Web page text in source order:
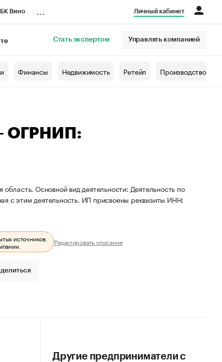
Вино Личный кабинет
Стать экспертом Управлять компанией
Финансы Недвижимость Ретейл Производство
ОГРНИП:
Основной вид деятельности: Деятельность по
с этим деятельность. ИП присвоены реквизиты ИНН:
источников.
Редактировать описание
Другие предприниматели с